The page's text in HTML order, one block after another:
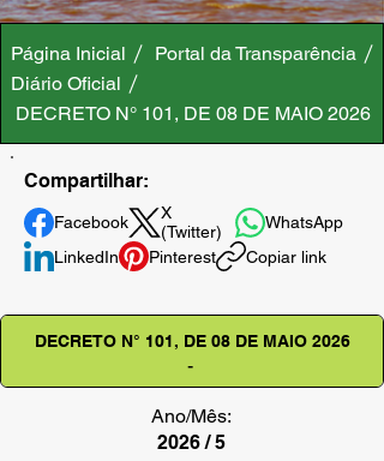
Página Inicial
Portal da Transparência
Diário Oficial
DECRETO N° 101, DE 08 DE MAIO 2026
Compartilhar:
Facebook
X
(Twitter)
WhatsApp
LinkedIn
Pinterest Copiar link
DECRETO N° 101, DE 08 DE MAIO 2026
-
Ano/Mês:
2026 / 5